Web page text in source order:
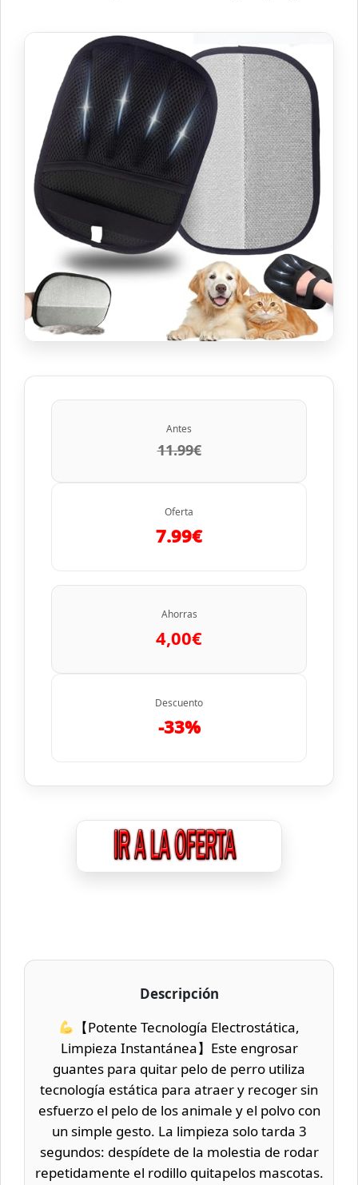
Antes
11.99€
Oferta
7.99€
Ahorras
4,00€
Descuento
-33%
Descripción
【Potente Tecnología Electrostática,
Limpieza Instantánea】Este engrosar
guantes para quitar pelo de perro utiliza
tecnología estática para atraer y recoger sin
esfuerzo el pelo de los animale y el polvo con
un simple gesto. La limpieza solo tarda 3
segundos: despídete de la molestia de rodar
repetidamente el rodillo quitapelos mascotas.